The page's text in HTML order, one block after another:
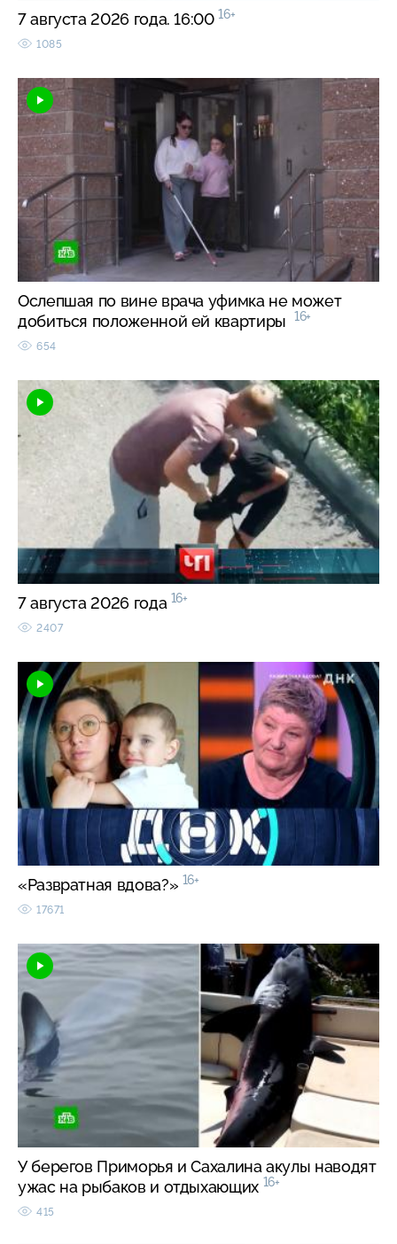
7 августа 2026 года. 16:00 16+
1085
Ослепшая по вине врача уфимка не может
добиться положенной ей квартиры
16+
654
7 августа 2026 года 16+
2407
«Развратная вдова?» 16+
17671
У берегов Приморья и Сахалина акулы наводят
ужас на рыбаков и отдыхающих 16+
415